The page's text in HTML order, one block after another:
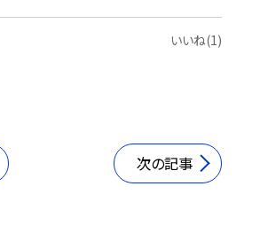
いいね(1)
次の記事